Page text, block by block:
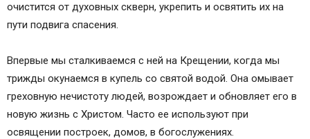
очистится от духовных скверн, укрепить и освятить их на
пути подвига спасения.
Впервые мы сталкиваемся с ней на Крещении, когда мы
трижды окунаемся в купель со святой водой. Она омывает
греховную нечистоту людей, возрождает и обновляет его в
новую жизнь с Христом. Часто ее используют при
освящении построек, домов, в богослужениях.